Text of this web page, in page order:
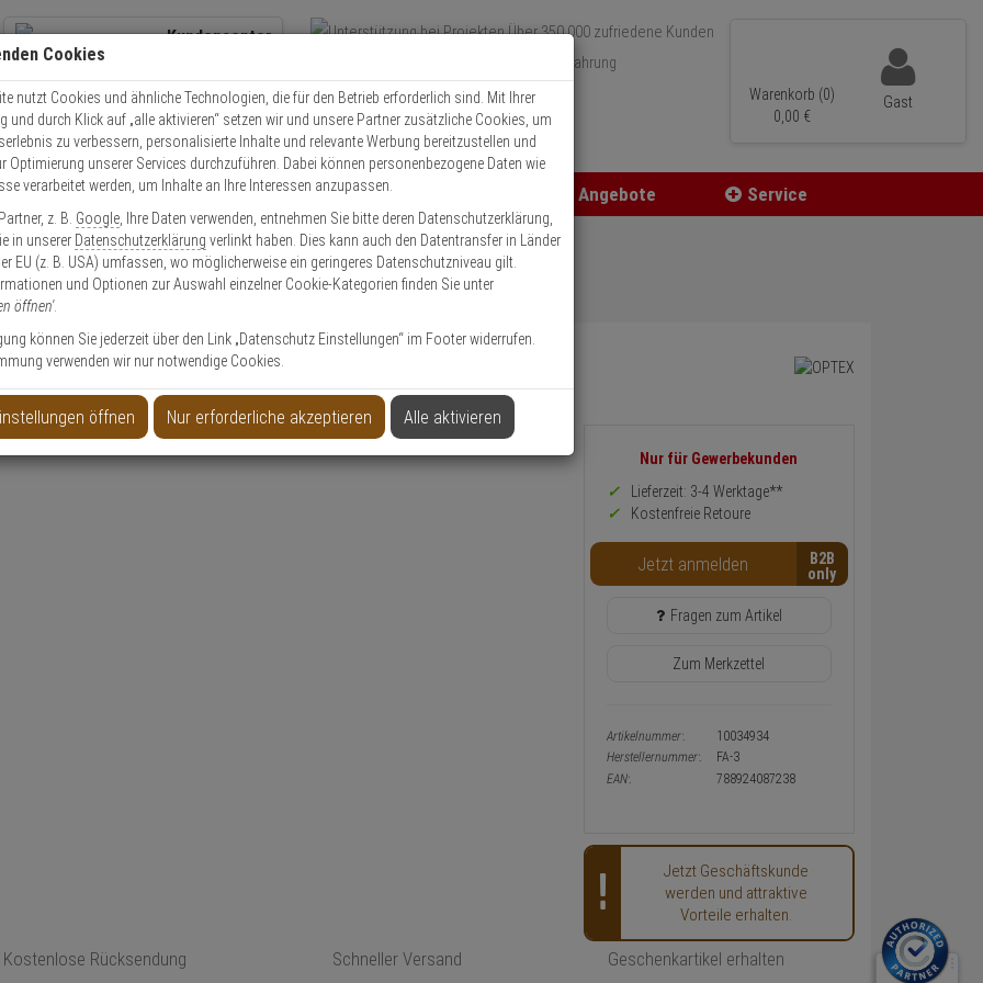
Kundencenter
Kontaktservice nutzen
Mo. - Do.: 8:00 - 16:30 Fr. 8:00 - 14:00 Uhr
Über 350.000 zufriedene Kunden
Über 15 Jahre Erfahrung
Schneller Versand
Warenkorb (0)
0, 00 €
Gast
Zutritt Einbruch Angebote Service
3 Wand,-Deckenmontage für WNX Melder
für WNX Melder
Produktinformationen
Halterung, Zubehörartikel
Informationen
Preis,
Verfügbakeit
Warenkorb-
oder
Konfigurieren-
Nur für Gewerbekunden
Lieferzeit: 3-4 Werktage**
Kostenfreie Retoure
Jetzt anmelden B2B
Fragen zum Artikel
Zum Merkzettel
Artikelnummer:
10034934
Herstellernummer:
FA-3
EAN:
788924087238
Jetzt Geschäftskunde
werden und attraktive
Vorteile erhalten.
Kostenlose Rücksendung Schneller Versand Geschenkartikel erhalten
Cookies
nutzt Cookies und ähnliche Technologien, die für den Betrieb erforderlich sind. Mit Ihrer
und durch Klick auf „alle aktivieren“ setzen wir und unsere Partner zusätzliche Cookies, um
zu verbessern, personalisierte Inhalte und relevante Werbung bereitzustellen und
Optimierung unserer Services durchzuführen. Dabei können personenbezogene Daten wie
verarbeitet werden, um Inhalte an Ihre Interessen anzupassen.
z. B. Google , Ihre Daten verwenden, entnehmen Sie bitte deren Datenschutzerklärung,
in unserer Datenschutzerklärung verlinkt haben. Dies kann auch den Datentransfer in Länder
EU (z. B. USA) umfassen, wo möglicherweise ein geringeres Datenschutzniveau gilt.
und Optionen zur Auswahl einzelner Cookie-Kategorien finden Sie unter
öffnen'.
können Sie jederzeit über den Link „Datenschutz Einstellungen“ im Footer widerrufen.
verwenden wir nur notwendige Cookies.
öffnen Nur erforderliche akzeptieren Alle aktivieren